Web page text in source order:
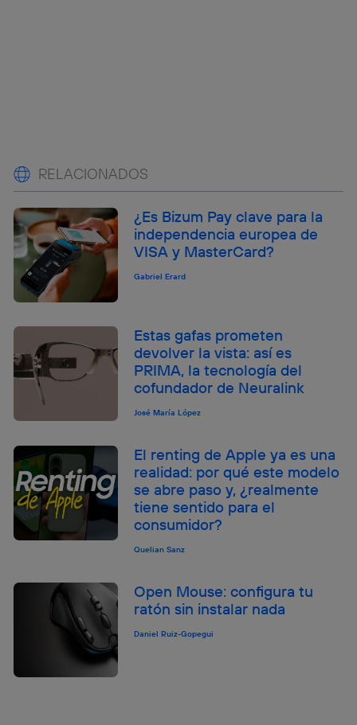
RELACIONADOS
¿Es Bizum Pay clave para la
independencia europea de
VISA y MasterCard?
Gabriel Erard
Estas gafas prometen
devolver la vista: así es
PRIMA, la tecnología del
cofundador de Neuralink
José María López
El renting de Apple ya es una
realidad: por qué este modelo
se abre paso y, ¿realmente
tiene sentido para el
consumidor?
Quelian Sanz
Open Mouse: configura tu
ratón sin instalar nada
Daniel Ruiz-Gopegui